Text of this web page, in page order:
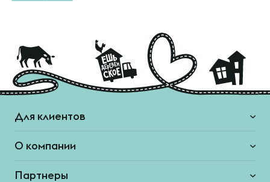
Для клиентов
О компании
Партнеры